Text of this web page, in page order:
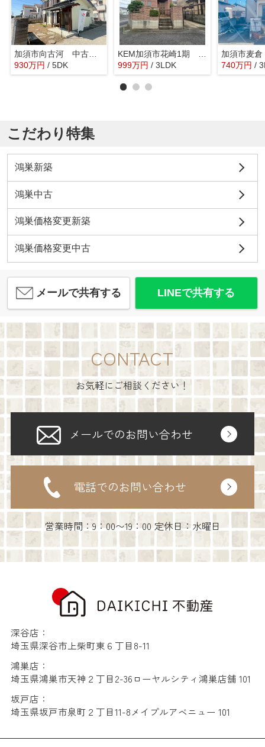
加須市向古河 中古戸建
930万円 / 5DK
999万円 / 3LDK
加須市麦
740万円 /
こだわり特集
鴻巣新築
鴻巣中古
鴻巣価格変更新築
鴻巣価格変更中古
メールで共有する LINEで共有する
CONTACT
お気軽にご相談ください！
メールでのお問い合わせ
電話でのお問い合わせ
営業時間：9：00〜19：00 定休日：水曜日
深谷店：
埼玉県深谷市上柴町東６丁目8-11
鴻巣店：
埼玉県鴻巣市天神２丁目2-36ローヤルシティ鴻巣店舗 101
坂戸店：
埼玉県坂戸市泉町２丁目11-8メイプルアベニュー 101